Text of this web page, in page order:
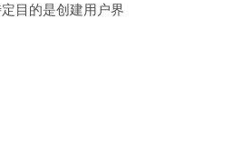
目的是创建用户界